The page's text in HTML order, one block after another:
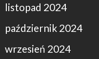
listopad 2024
październik 2024
wrzesień 2024